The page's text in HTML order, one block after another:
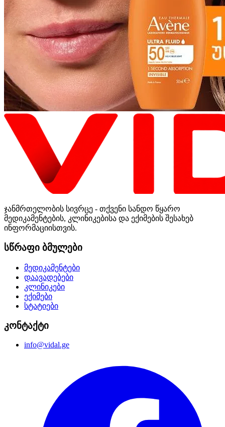
ჯანმრთელობის სივრცე - თქვენი სანდო წყარო
მედიკამენტების, კლინიკებისა და ექიმების შესახებ
ინფორმაციისთვის.
სწრაფი ბმულები
მედიკამენტები
დაავადებები
კლინიკები
ექიმები
სტატიები
კონტაქტი
info@vidal.ge